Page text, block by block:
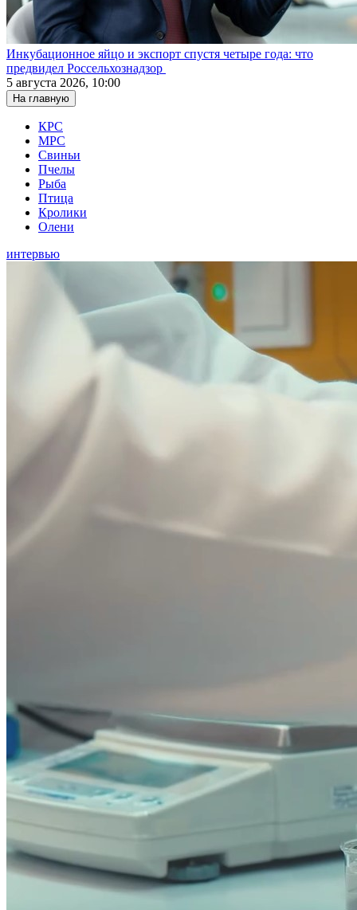
Инкубационное яйцо и экспорт спустя четыре года: что
предвидел Россельхознадзор
5 августа 2026, 10:00
На главную
КРС
МРС
Свиньи
Пчелы
Рыба
Птица
Кролики
Олени
интервью